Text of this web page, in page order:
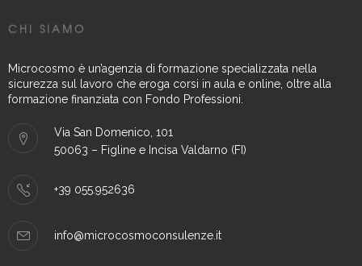
CHI SIAMO
Microcosmo è un’agenzia di formazione specializzata nella
sicurezza sul lavoro che eroga corsi in aula e online, oltre alla
formazione finanziata con Fondo Professioni.
Via San Domenico, 101
50063 – Figline e Incisa Valdarno (FI)
+39 055.952636
info@microcosmoconsulenze.it